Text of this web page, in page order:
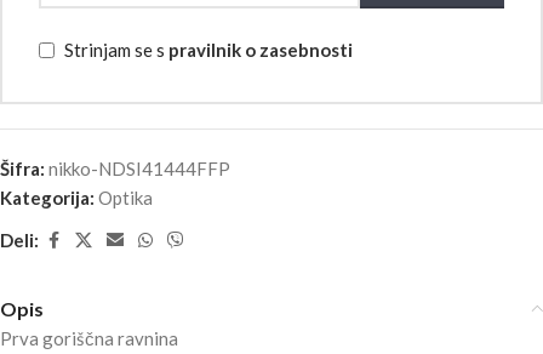
Strinjam se s pravilnik o zasebnosti
Šifra: nikko-NDSI41444FFP
Kategorija: Optika
Deli:
Opis
Prva goriščna ravnina